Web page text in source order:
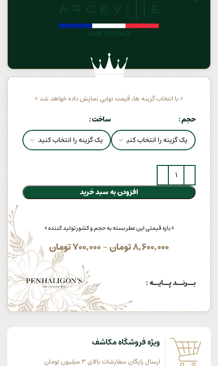
« با انتخاب گزینه ها، قیمت نهایی نمایش داده خواهد شد »
حجم ساخت
افزودن به سبد خرید
« بازه قیمتی این عطر بسته به حجم و کشور تولید کننده »
8,600,000تومان–
700,000تومان
بــرنــد پــایــه :
ویژه فروشگاه مکاشف
ارسال رایگان سفارشات بالای 3 میلیون تومان